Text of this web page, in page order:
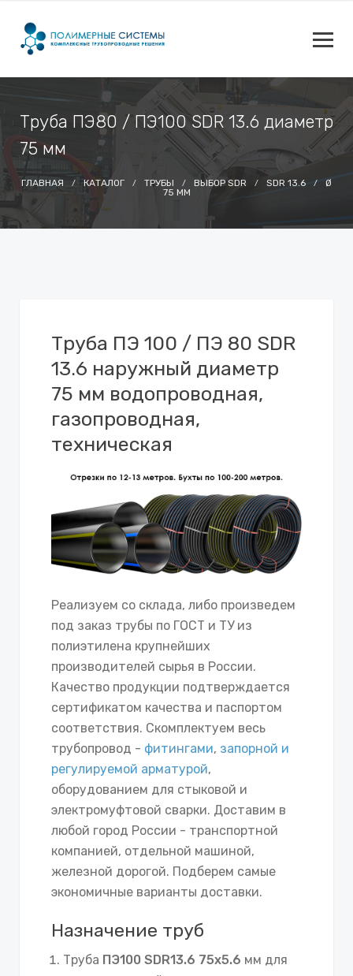
Труба ПЭ80 / ПЭ100 SDR 13.6 диаметр
75 мм
ГЛАВНАЯ КАТАЛОГ ТРУБЫ ВЫБОР SDR SDR 13.6
Ø
75 ММ
Труба ПЭ 100 / ПЭ 80 SDR
13.6 наружный диаметр
75 мм водопроводная,
газопроводная,
техническая
Реализуем со склада, либо произведем
под заказ трубы по ГОСТ и ТУ из
полиэтилена крупнейших
производителей сырья в России.
Качество продукции подтверждается
сертификатом качества и паспортом
соответствия. Скомплектуем весь
трубопровод - фитингами, запорной и
регулируемой арматурой,
оборудованием для стыковой и
электромуфтовой сварки. Доставим в
любой город России - транспортной
компанией, отдельной машиной,
железной дорогой. Подберем самые
экономичные варианты доставки.
Назначение труб
Труба ПЭ100 SDR13.6 75х5.6 мм для